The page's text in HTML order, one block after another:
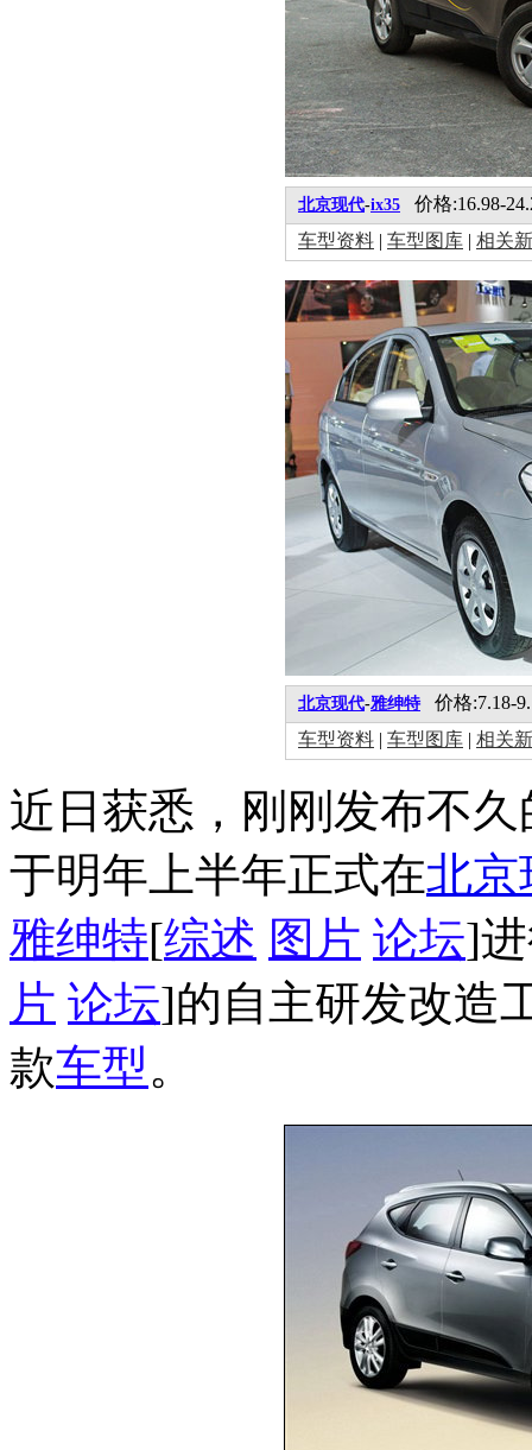
北京现代-ix35 价格:16.98-
车型资料 | 车型图库 | 相关
北京现代-雅绅特 价格:7.18-
车型资料 | 车型图库 | 相关
近日获悉，刚刚发布不久
于明年上半年正式在北京
雅绅特[综述 图片 论坛]
片 论坛]的自主研发改造
款车型。